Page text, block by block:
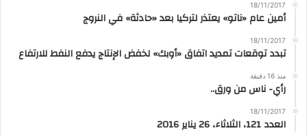
18/11/2017
أمين عام «ناتو» يعتذر لتركيا بعد «حادثة» في النروج
18/11/2017
تبدد توقعات تمديد اتفاق «أوبك» لخفض الإنتاج يدفع النفط للارتفاع
منذ 16 دقيقة
رأي- ناس من ورق..
18/11/2017
العدد 121، الثلاثاء، 26 يناير 2016